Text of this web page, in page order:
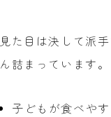
見た目は決して派
ん詰まっています。
子どもが食べや